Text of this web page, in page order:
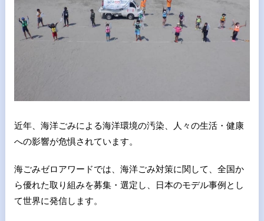
近年、海洋ごみによる海洋環境の汚染、人々の生活・健康
への影響が危惧されています。
海ごみゼロアワードでは、海洋ごみ対策に関して、全国か
ら優れた取り組みを募集・選定し、日本のモデル事例とし
て世界に発信します。